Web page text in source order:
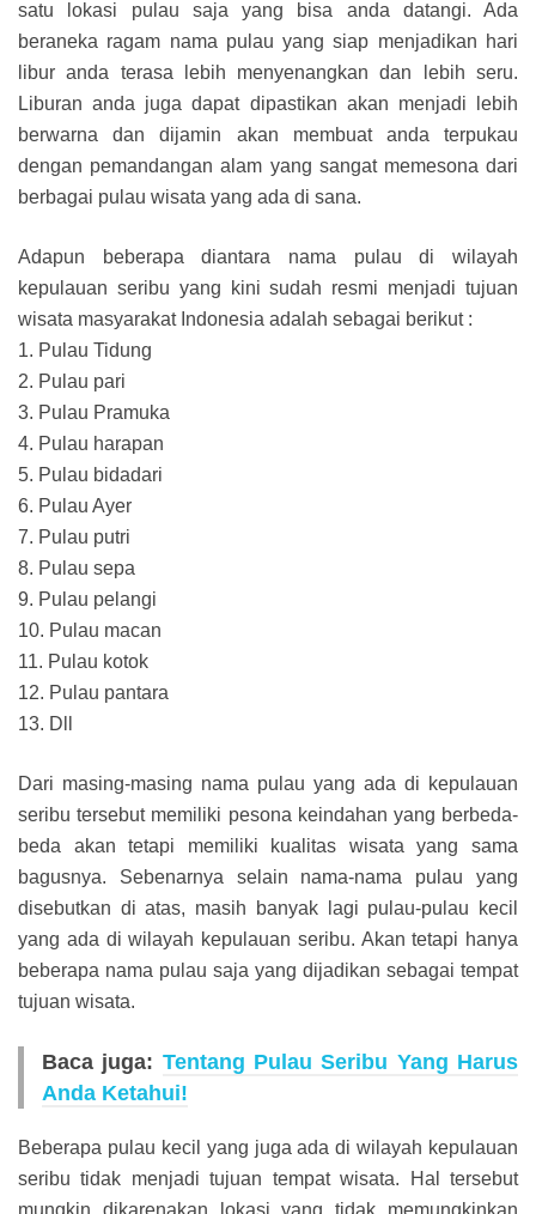
satu lokasi pulau saja yang bisa anda datangi. Ada
beraneka ragam nama pulau yang siap menjadikan hari
libur anda terasa lebih menyenangkan dan lebih seru.
Liburan anda juga dapat dipastikan akan menjadi lebih
berwarna dan dijamin akan membuat anda terpukau
dengan pemandangan alam yang sangat memesona dari
berbagai pulau wisata yang ada di sana.
Adapun beberapa diantara nama pulau di wilayah
kepulauan seribu yang kini sudah resmi menjadi tujuan
wisata masyarakat Indonesia adalah sebagai berikut :
1. Pulau Tidung
2. Pulau pari
3. Pulau Pramuka
4. Pulau harapan
5. Pulau bidadari
6. Pulau Ayer
7. Pulau putri
8. Pulau sepa
9. Pulau pelangi
10. Pulau macan
11. Pulau kotok
12. Pulau pantara
13. Dll
Dari masing-masing nama pulau yang ada di kepulauan
seribu tersebut memiliki pesona keindahan yang berbeda-
beda akan tetapi memiliki kualitas wisata yang sama
bagusnya. Sebenarnya selain nama-nama pulau yang
disebutkan di atas, masih banyak lagi pulau-pulau kecil
yang ada di wilayah kepulauan seribu. Akan tetapi hanya
beberapa nama pulau saja yang dijadikan sebagai tempat
tujuan wisata.
Baca juga: Tentang Pulau Seribu Yang Harus
Anda Ketahui!
Beberapa pulau kecil yang juga ada di wilayah kepulauan
seribu tidak menjadi tujuan tempat wisata. Hal tersebut